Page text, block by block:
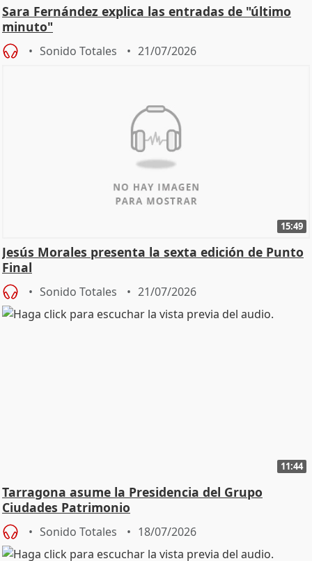
Sara Fernández explica las entradas de "último
minuto"
Sonido Totales 21/07/2026
15:49
Jesús Morales presenta la sexta edición de Punto
Final
Sonido Totales 21/07/2026
11:44
Tarragona asume la Presidencia del Grupo
Ciudades Patrimonio
Sonido Totales 18/07/2026